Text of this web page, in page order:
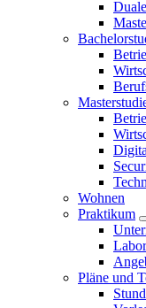
Wohnen
Praktikum
Pläne und